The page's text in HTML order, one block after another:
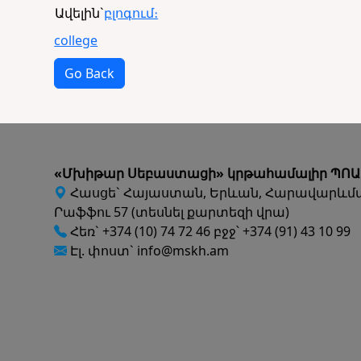
Ավելին`բլոգում։
college
Go Back
«Մխիթար Սեբաստացի» կրթահամալիր
Հասցե` Հայաստան, Երևան,
Րաֆֆու 57 (տեսնել քարտեզի վրա)
Հեռ` +374 (10) 74 72 46 բջջ՝ +374 (91) 43 10 99
Էլ. փոստ` info@mskh.am